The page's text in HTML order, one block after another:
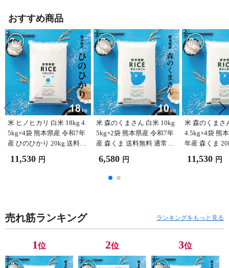
おすすめ商品
米 ヒノヒカリ 白米 18kg 4.
5kg×4袋 熊本県産 令和7年
産 ひのひかり 20kg 送料無
11,530 円
米 森のくまさん 白米 10kg
5kg×2袋 熊本県産 令和7年
産 森くま 送料無料 通常包
6,580 円
米 森のくまさ
4.5kg×4袋 熊
年産 森くま
11,530 円
売れ筋ランキング ランキングをもっと見る
1位 2位 3位